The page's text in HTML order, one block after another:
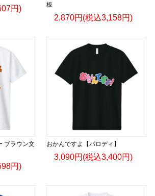
円)
板
2,870円(税込3,158円)
ブラウン文
円)
おかんですよ【パロディ】
3,090円(税込3,400円)